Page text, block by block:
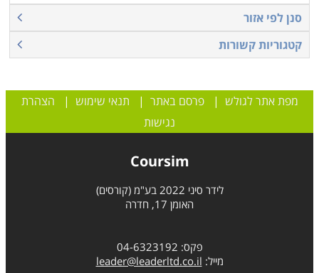
סנן לפי אזור
קטגוריות קשורות
מפת אתר לגולש |פרסם באתר | תנאי שימוש | הצהרת
נגישות
Coursim
לידר סיני 2022 בע"מ (קורסים)
האומן 17, חדרה
פקס: 04-6323192
מייל: leader@leaderltd.co.il